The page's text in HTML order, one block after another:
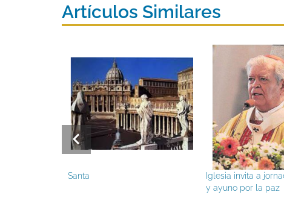
Artículos Similares
Iglesia invita a jornada de rezo
y ayuno por la paz